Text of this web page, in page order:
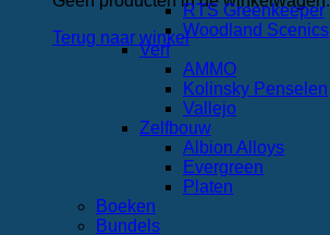
Terug naar winkel
RTS Greenkeeper
Woodland Scenics
Verf
AMMO
Kolinsky Penselen
Vallejo
Zelfbouw
Albion Alloys
Evergreen
Platen
Boeken
Bundels